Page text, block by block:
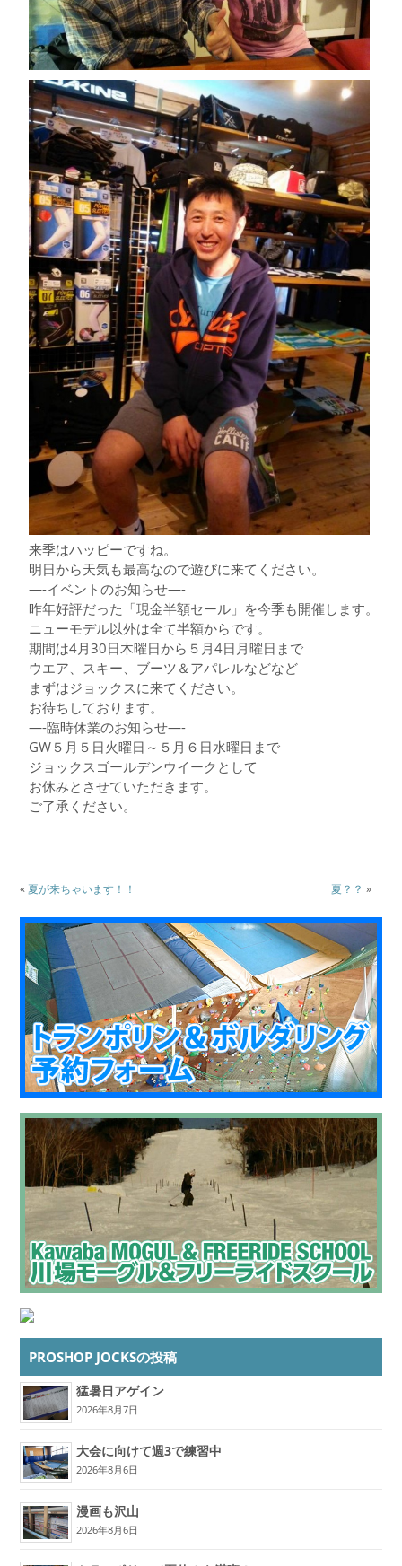
来季はハッピーですね。
明日から天気も最高なので遊びに来てください。
—-イベントのお知らせ—-
昨年好評だった「現金半額セール」を今季も開催します。
ニューモデル以外は全て半額からです。
期間は4月30日木曜日から５月4日月曜日まで
ウエア、スキー、ブーツ＆アパレルなどなど
まずはジョックスに来てください。
お待ちしております。
—-臨時休業のお知らせ—-
GW５月５日火曜日～５月６日水曜日まで
ジョックスゴールデンウイークとして
お休みとさせていただきます。
ご了承ください。
« 夏が来ちゃいます！！ 夏？？ »
PROSHOP JOCKSの投稿
猛暑日アゲイン
2026年8月7日
大会に向けて週3で練習中
2026年8月6日
漫画も沢山
2026年8月6日